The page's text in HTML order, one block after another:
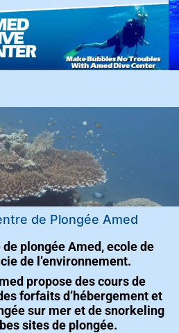
de Plongée Amed
plongée Amed, ecole de
de l’environnement.
propose des cours de
forfaits d’hébergement et
sur mer et de snorkeling
sites de plongée.